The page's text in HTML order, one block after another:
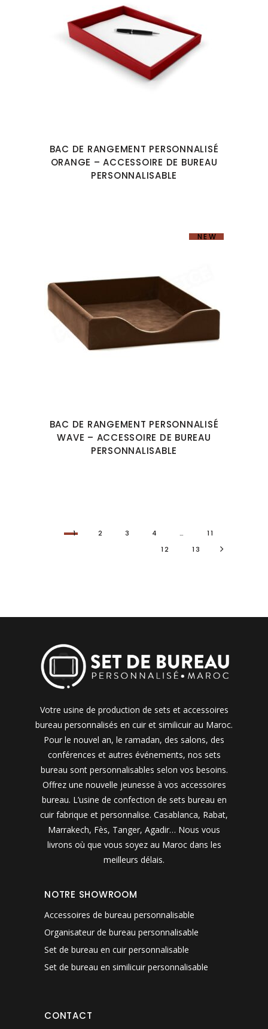
BAC DE RANGEMENT PERSONNALISÉ
ORANGE – ACCESSOIRE DE BUREAU
PERSONNALISABLE
NEW
BAC DE RANGEMENT PERSONNALISÉ
WAVE – ACCESSOIRE DE BUREAU
PERSONNALISABLE
1 2 3 4 …
11
12
13
Votre usine de production de sets et accessoires
bureau personnalisés en cuir et similicuir au Maroc.
Pour le nouvel an, le ramadan, des salons, des
conférences et autres événements, nos sets
bureau sont personnalisables selon vos besoins.
Offrez une nouvelle jeunesse à vos accessoires
bureau. L’usine de confection de sets bureau en
cuir fabrique et personnalise. Casablanca, Rabat,
Marrakech, Fès, Tanger, Agadir… Nous vous
livrons où que vous soyez au Maroc dans les
meilleurs délais.
NOTRE SHOWROOM
Accessoires de bureau personnalisable
Organisateur de bureau personnalisable
Set de bureau en cuir personnalisable
Set de bureau en similicuir personnalisable
CONTACT